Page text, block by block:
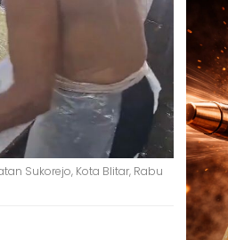
Sukorejo, Kota Blitar, Rabu